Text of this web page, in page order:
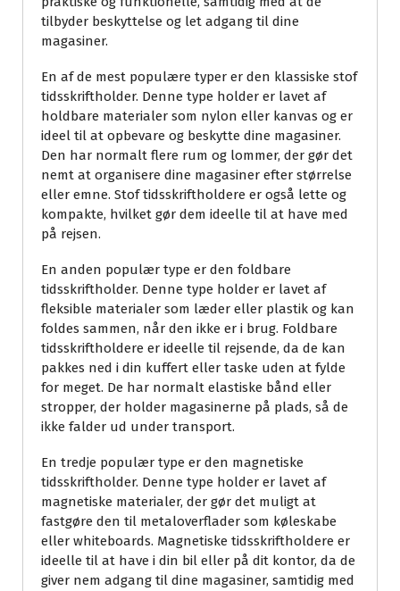
tilbyder beskyttelse og let adgang til dine
magasiner.
En af de mest populære typer er den klassiske stof
tidsskriftholder. Denne type holder er lavet af
holdbare materialer som nylon eller kanvas og er
ideel til at opbevare og beskytte dine magasiner.
Den har normalt flere rum og lommer, der gør det
nemt at organisere dine magasiner efter størrelse
eller emne. Stof tidsskriftholdere er også lette og
kompakte, hvilket gør dem ideelle til at have med
på rejsen.
En anden populær type er den foldbare
tidsskriftholder. Denne type holder er lavet af
fleksible materialer som læder eller plastik og kan
foldes sammen, når den ikke er i brug. Foldbare
tidsskriftholdere er ideelle til rejsende, da de kan
pakkes ned i din kuffert eller taske uden at fylde
for meget. De har normalt elastiske bånd eller
stropper, der holder magasinerne på plads, så de
ikke falder ud under transport.
En tredje populær type er den magnetiske
tidsskriftholder. Denne type holder er lavet af
magnetiske materialer, der gør det muligt at
fastgøre den til metaloverflader som køleskabe
eller whiteboards. Magnetiske tidsskriftholdere er
ideelle til at have i din bil eller på dit kontor, da de
giver nem adgang til dine magasiner, samtidig med